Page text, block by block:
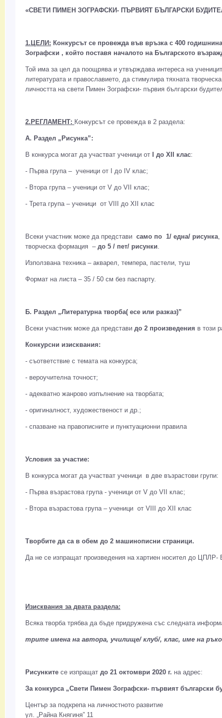
«СВЕТИ ПИМЕН ЗОГРАФСКИ- ПЪРВИЯТ БЪЛГАРСКИ
1.ЦЕЛИ: Конкурсът се провежда във връзка с 400
Зографски , който поставя началото на Българското
Той има за цел да поощрява и утвърждава интереса на
литературата и православието, да стимулира тяхната
личността на свети Пимен Зографски- първия български
2.РЕГЛАМЕНТ: Конкурсът се провежда в 2 раздела:
А. Раздел „Рисунка”:
В конкурса могат да участват ученици от I до XII клас:
- Първа група – ученици от I до IV клас;
- Втора група – ученици от V до VII клас;
- Трета група – ученици от VIII до ХII клас
Всеки участник може да представи само по 1/ една/ рисунка
творческа формация – до 5 / пет/ рисунки
Използвана техника – акварел, темпера, пастели, туш
Формат на листа – 35 / 50 см без паспарту.
Б. Раздел „Литературна творба( есе или разказ)”
Всеки участник може да представи до 2 произведения в този
Конкурсни изисквания:
- съответствие с темата на конкурса;
- вероучителна точност;
- адекватно жанрово изпълнение на творбата;
- оригиналност, художественост и др.;
- спазване на правописните и пунктуационни правила
Условия за участие:
В конкурса могат да участват ученици в две възрастови групи:
- Първа възрастова група - ученици от V до VII клас;
- Втора възрастова група – ученици от VIII до ХII клас
Творбите да са в обем до 2 машинописни страници.
Да не се изпращат произведения на хартиен носител до ЦПЛР-
Изисквания за двата раздела:
Всяка творба трябва да бъде придружена със следната
трите имена на автора, училище/ клуб/, клас, име на
Рисунките се изпращат до 21 октомври 2020 г. на адрес:
За конкурса „Свети Пимен Зографски- първият български
Център за подкрепа на личностното развитие
ул. „Райна Княгиня” 11